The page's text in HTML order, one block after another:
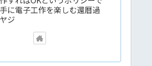
に電子工作を楽しむ還暦過
ジ